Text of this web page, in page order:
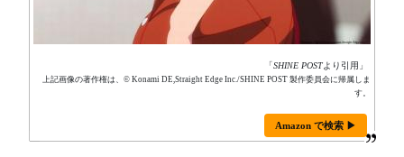
「SHINE POSTより引用」
上記画像の著作権は、© Konami DE,Straight Edge Inc./SHINE POST 製作委員会に帰属しま
す。
Amazon で検索 ▶